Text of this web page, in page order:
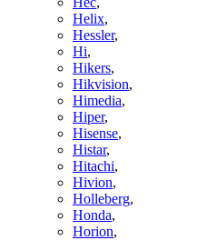
Helix,
Hessler,
Hi,
Hikers,
Hikvision,
Himedia,
Hiper,
Hisense,
Histar,
Hitachi,
Hivion,
Holleberg,
Honda,
Horion,